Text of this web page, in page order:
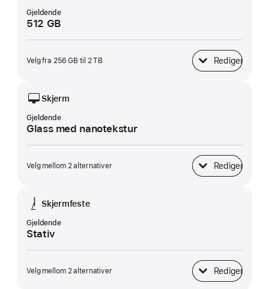
Gjeldende
512 GB
Velg fra 256 GB til 2 TB Rediger
SSD-lagring
Skjerm
Gjeldende
Glass med nanotekstur
Velg mellom 2 alternativer Rediger
Skjerm
Skjermfeste
Gjeldende
Stativ
Velg mellom 2 alternativer Rediger
Skjermfeste